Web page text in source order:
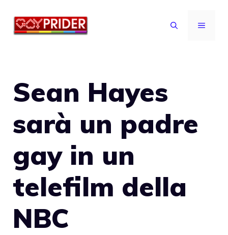
MENU
Sean Hayes
sarà un padre
gay in un
telefilm della
NBC